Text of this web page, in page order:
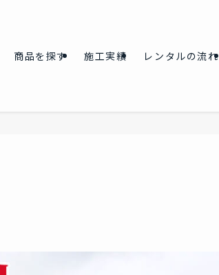
商品を探す 施工実績 レンタルの流れ